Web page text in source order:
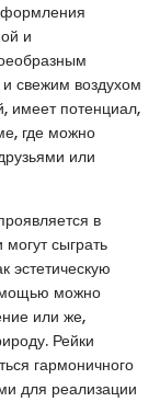
и
свежим воздухом
имеет потенциал,
где можно
или
в
сыграть
эстетическую
можно
или же,
Рейки
гармоничного
для реализации